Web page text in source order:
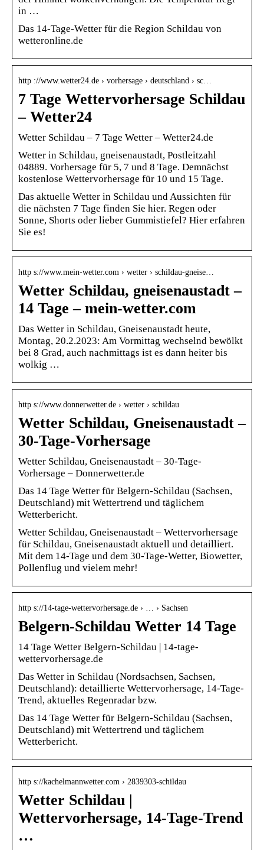
in …
Das 14-Tage-Wetter für die Region Schildau von
wetteronline.de
http ://www.wetter24.de › vorhersage › deutschland › sc…
7 Tage Wettervorhersage Schildau
– Wetter24
Wetter Schildau – 7 Tage Wetter – Wetter24.de
Wetter in Schildau, gneisenaustadt, Postleitzahl
04889. Vorhersage für 5, 7 und 8 Tage. Demnächst
kostenlose Wettervorhersage für 10 und 15 Tage.
Das aktuelle Wetter in Schildau und Aussichten für
die nächsten 7 Tage finden Sie hier. Regen oder
Sonne, Shorts oder lieber Gummistiefel? Hier erfahren
Sie es!
http s://www.mein-wetter.com › wetter › schildau-gneise…
Wetter Schildau, gneisenaustadt –
14 Tage – mein-wetter.com
Das Wetter in Schildau, Gneisenaustadt heute,
Montag, 20.2.2023: Am Vormittag wechselnd bewölkt
bei 8 Grad, auch nachmittags ist es dann heiter bis
wolkig …
http s://www.donnerwetter.de › wetter › schildau
Wetter Schildau, Gneisenaustadt –
30-Tage-Vorhersage
Wetter Schildau, Gneisenaustadt – 30-Tage-
Vorhersage – Donnerwetter.de
Das 14 Tage Wetter für Belgern-Schildau (Sachsen,
Deutschland) mit Wettertrend und täglichem
Wetterbericht.
Wetter Schildau, Gneisenaustadt – Wettervorhersage
für Schildau, Gneisenaustadt aktuell und detailliert.
Mit dem 14-Tage und dem 30-Tage-Wetter, Biowetter,
Pollenflug und vielem mehr!
http s://14-tage-wettervorhersage.de › … › Sachsen
Belgern-Schildau Wetter 14 Tage
14 Tage Wetter Belgern-Schildau | 14-tage-
wettervorhersage.de
Das Wetter in Schildau (Nordsachsen, Sachsen,
Deutschland): detaillierte Wettervorhersage, 14-Tage-
Trend, aktuelles Regenradar bzw.
Das 14 Tage Wetter für Belgern-Schildau (Sachsen,
Deutschland) mit Wettertrend und täglichem
Wetterbericht.
http s://kachelmannwetter.com › 2839303-schildau
Wetter Schildau |
Wettervorhersage, 14-Tage-Trend
…